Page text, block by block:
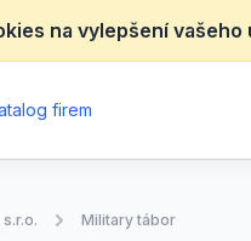
na vylepšení
firem
Military tábor